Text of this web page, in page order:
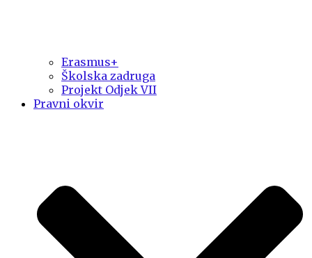
Erasmus+
Školska zadruga
Projekt Odjek VII
Pravni okvir